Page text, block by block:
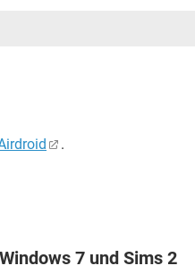
.
7 und Sims 2